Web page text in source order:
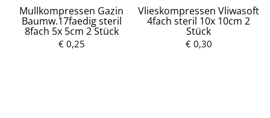
Mullkompressen Gazin
Baumw.17faedig steril
8fach 5x 5cm 2 Stück
€ 0,25
Vlieskompressen Vliwasoft
4fach steril 10x 10cm 2
Stück
€ 0,30